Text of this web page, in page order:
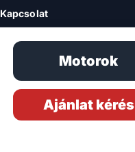
Kapcsolat
Motorok
Ajánlat kérés